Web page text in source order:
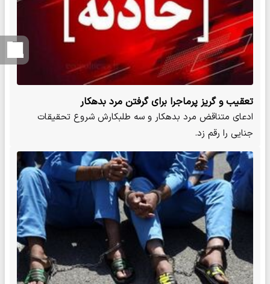
تعقیب و گریز پرماجرا برای گرفتن مرد بدهکار
ادعای متناقض مرد بدهکار و سه طلبکارش شروع تحقیقات
جنایی را رقم زد.